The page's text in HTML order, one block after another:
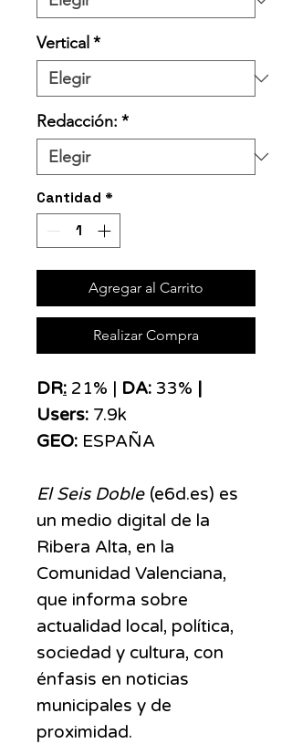
Vertical*
Redacción: *
Cantidad *
Agregar al Carrito
Realizar Compra
DR: 21% | DA: 33%
Users: 7.9k
GEO: ESPAÑA
El Seis Doble (e6d.es) es
un medio digital de la
Ribera Alta, en la
Comunidad Valenciana,
que informa sobre
actualidad local, política,
sociedad y cultura, con
énfasis en noticias
municipales y de
proximidad.